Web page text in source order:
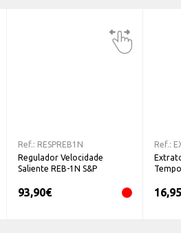
Ref.: RESPREB1N
Regulador Velocidade
Saliente REB-1N S&P
93,90€
Ref.:
16,95